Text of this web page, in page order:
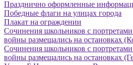
Празднично оформленные
Победные флаги на улицах города
Плакат на ограждении
Сочинения школьников с
войны размещались на остановках
Сочинения школьников с
войны размещались на остановках